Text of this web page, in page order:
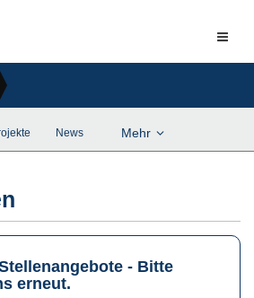
News Mehr
- Bitte
erneut.